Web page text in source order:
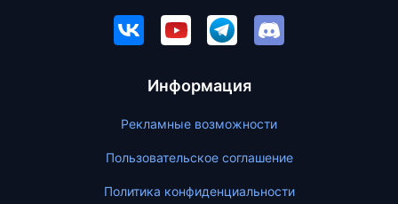
Информация
Рекламные возможности
Пользовательское соглашение
Политика конфиденциальности